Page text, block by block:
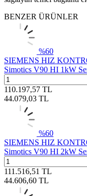
BENZER ÜRÜNLER
%60
SIEMENS HIZ
Simotics V90 HI 1kW
110.197,57 TL
44.079,03 TL
%60
SIEMENS HIZ
Simotics V90 HI 2kW
111.516,51 TL
44.606,60 TL